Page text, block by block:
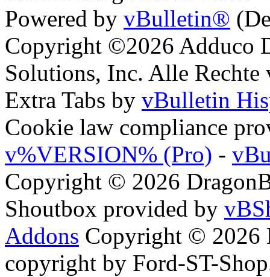
Powered by vBulletin®
Copyright ©2026 Adduco
Solutions, Inc. Alle Rechte
Extra Tabs by vBulletin
Cookie law compliance
v%VERSION% (Pro) -
Copyright © 2026
Shoutbox provided by
Addons Copyright © 2026
copyright by Ford-ST-